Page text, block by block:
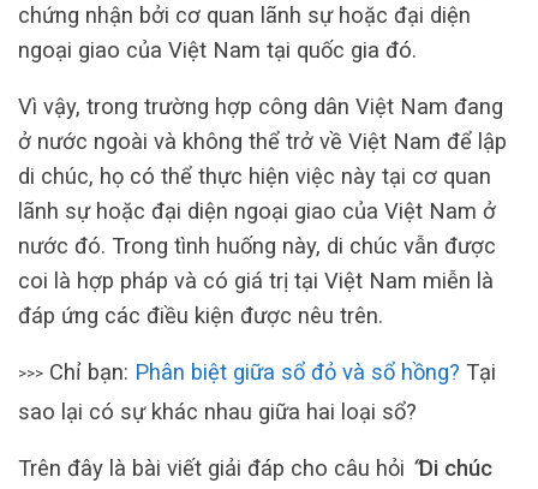
chứng nhận bởi cơ quan lãnh sự hoặc đại diện
ngoại giao của Việt Nam tại quốc gia đó.
Vì vậy, trong trường hợp công dân Việt Nam đang
ở nước ngoài và không thể trở về Việt Nam để lập
di chúc, họ có thể thực hiện việc này tại cơ quan
lãnh sự hoặc đại diện ngoại giao của Việt Nam ở
nước đó. Trong tình huống này, di chúc vẫn được
coi là hợp pháp và có giá trị tại Việt Nam miễn là
đáp ứng các điều kiện được nêu trên.
>>> Chỉ bạn: Phân biệt giữa sổ đỏ và sổ hồng? Tại
sao lại có sự khác nhau giữa hai loại sổ?
Trên đây là bài viết giải đáp cho câu hỏi “Di chúc